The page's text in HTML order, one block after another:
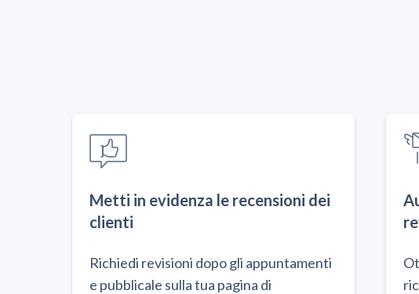
Metti in evidenza le recensioni dei
clienti
Richiedi revisioni dopo gli appuntamenti
e pubblicale sulla tua pagina di